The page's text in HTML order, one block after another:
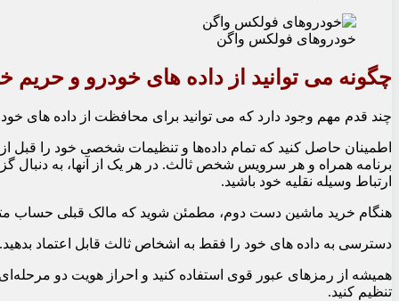
خودروهای فولکس واگن
چگونه می توانید از داده های خودرو و
چند قدم مهم وجود دارد که می توانید برای محافظت از داده های
اطمینان حاصل کنید که تمام داده‌ها و تنظیمات شخصی خود را قبل
برنامه همراه و هر سرویس شخص ثالث. در هر یک از آنها، به
ارتباط وسیله نقلیه خود باشید.
هنگام خرید ماشین دست دوم، مطمئن شوید که مالک قبلی حساب
دسترسی به داده های خود را فقط به اشخاص ثالث قابل اعتماد بدهید.
همیشه از رمزهای عبور قوی استفاده کنید و احراز هویت دو
تنظیم کنید.